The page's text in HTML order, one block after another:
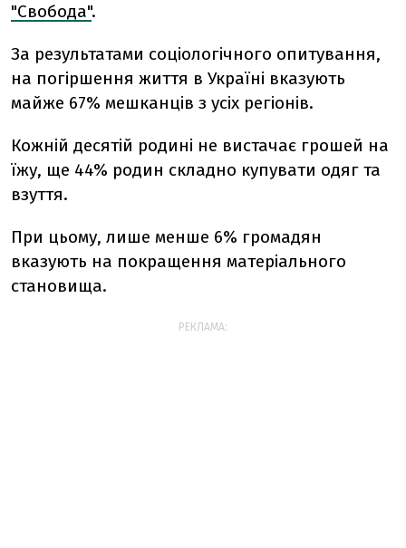
"Свобода".
За результатами соціологічного опитування,
на погіршення життя в Україні вказують
майже 67% мешканців з усіх регіонів.
Кожній десятій родині не вистачає грошей на
їжу, ще 44% родин складно купувати одяг та
взуття.
При цьому, лише менше 6% громадян
вказують на покращення матеріального
становища.
РЕКЛАМА: